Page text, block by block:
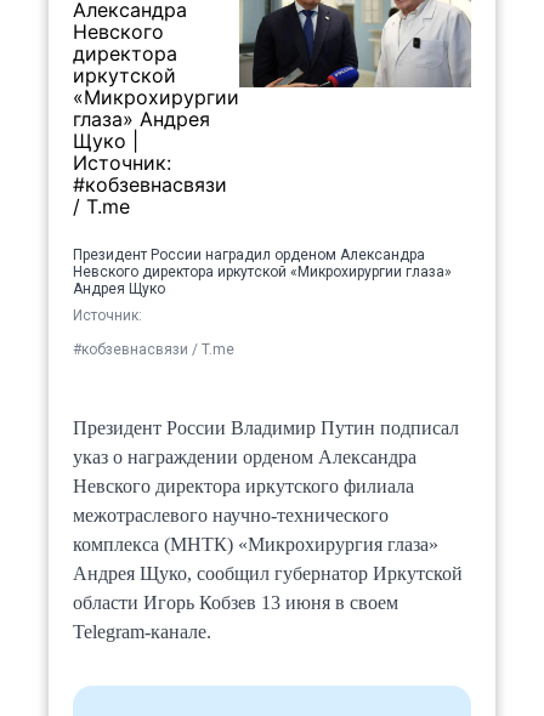
Президент России наградил орденом Александра
Невского директора иркутской «Микрохирургии глаза»
Андрея Щуко
Источник:
#кобзевнасвязи / T.me
Президент России Владимир Путин подписал
указ о награждении орденом Александра
Невского директора иркутского филиала
межотраслевого научно-технического
комплекса (МНТК) «Микрохирургия глаза»
Андрея Щуко, сообщил губернатор Иркутской
области Игорь Кобзев 13 июня в своем
Telegram-канале.